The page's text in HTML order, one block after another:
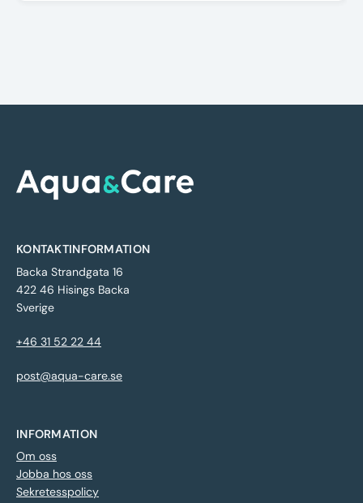
KONTAKTINFORMATION
Backa Strandgata 16
422 46 Hisings Backa
Sverige
+46 31 52 22 44
post@aqua-care.se
INFORMATION
Om oss
Jobba hos oss
Sekretesspolicy